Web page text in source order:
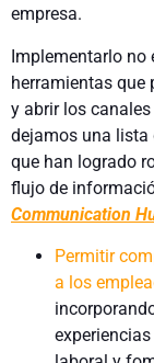
empresa.
Implementarlo no
herramientas que
y abrir los
dejamos una lista
que han logrado
flujo de
Communication
Permitir
a los